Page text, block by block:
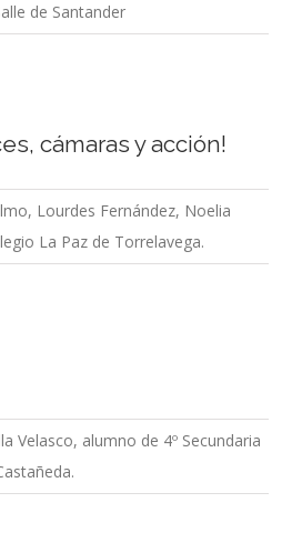
de Santander
cámaras y acción!
Lourdes Fernández, Noelia
La Paz de Torrelavega.
Velasco, alumno de 4º Secundaria